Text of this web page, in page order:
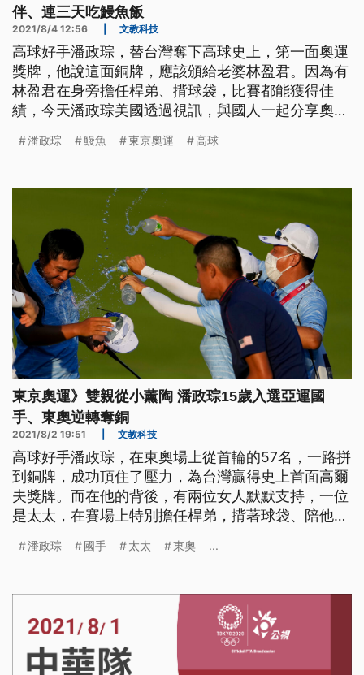
伴、連三天吃鰻魚飯
2021/8/4 12:56 文教科技
高球好手潘政琮，替台灣奪下高球史上，第一面奧運
獎牌，他說這面銅牌，應該頒給老婆林盈君。因為有
林盈君在身旁擔任桿弟、揹球袋，比賽都能獲得佳
績，今天潘政琮美國透過視訊，與國人一起分享奧運
奪牌獎金，會捐贈出去、回饋當地。
潘政琮 鰻魚 東京奧運 高球
東京奧運》雙親從小薰陶 潘政琮15歲入選亞運國
手、東奧逆轉奪銅
2021/8/2 19:51 文教科技
高球好手潘政琮，在東奧場上從首輪的57名，一路拼
到銅牌，成功頂住了壓力，為台灣贏得史上首面高爾
夫獎牌。而在他的背後，有兩位女人默默支持，一位
是太太，在賽場上特別擔任桿弟，揹著球袋、陪他走
丈夫在苗栗的高爾夫球場工作，家境不優渥，但還是
場擔任桿弟。
潘政琮 國手 太太 東奧 ...